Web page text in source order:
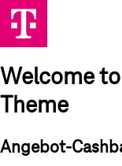
Welcome
Theme
Angebot-